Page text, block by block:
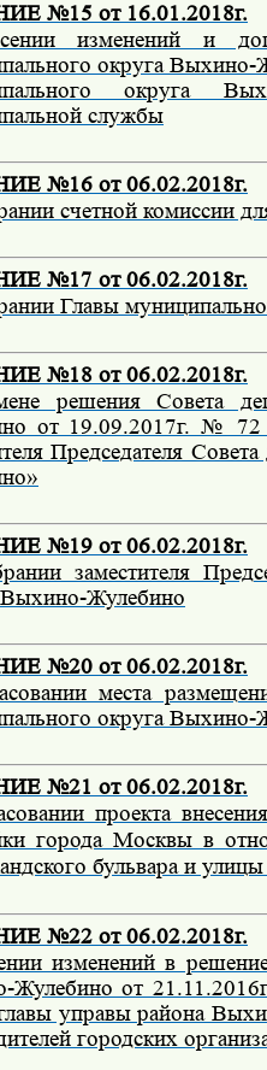
№15 от 16.01.2018г.
изменений и
округа
округа
службы
№16 от 06.02.2018г.
счетной комиссии
№17 от 06.02.2018г.
Главы
№18 от 06.02.2018г.
решения Совета
от 19.09.2017г. № 72
Председателя
№19 от 06.02.2018г.
заместителя
Выхино-Жулебино
№20 от 06.02.2018г.
места
округа Выхино-
№21 от 06.02.2018г.
проекта
города Москвы в
бульвара и
№22 от 06.02.2018г.
изменений в
Жулебино от
управы района
городских